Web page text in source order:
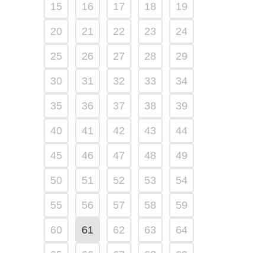
15 16 17 18 19
20 21 22 23 24
25 26 27 28 29
30 31 32 33 34
35 36 37 38 39
40 41 42 43 44
45 46 47 48 49
50 51 52 53 54
55 56 57 58 59
60 61 62 63 64